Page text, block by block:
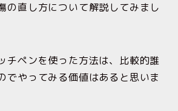
の直し方について解説してみまし
チペンを使った方法は、比較的誰
でやってみる価値はあると思いま